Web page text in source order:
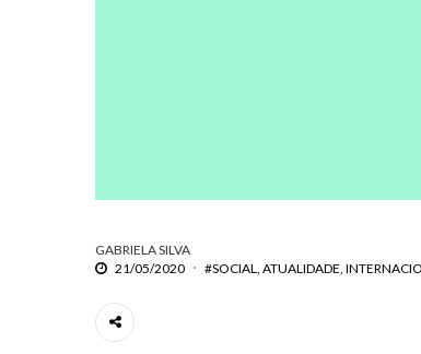
GABRIELA SILVA
21/05/2020
#SOCIAL ATUALIDADE